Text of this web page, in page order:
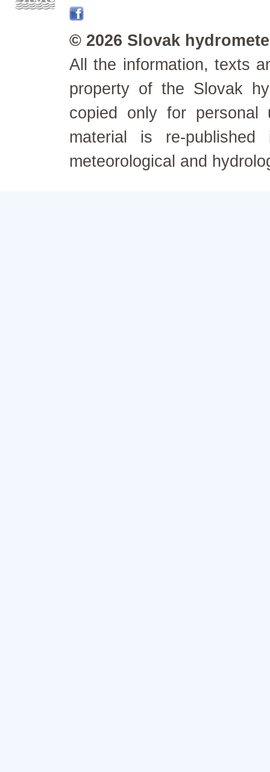
© 2026 Slovak
All the information, texts
property of the Slovak
copied only for personal
material is re-
meteorological and